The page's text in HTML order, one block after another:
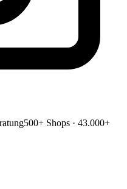
500+ Shops · 43.000+